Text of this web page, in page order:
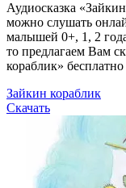
Аудиосказка
можно слушать
малышей 0+, 1, 2
то предлагаем Вам
кораблик»
Зайкин кораблик
Скачать